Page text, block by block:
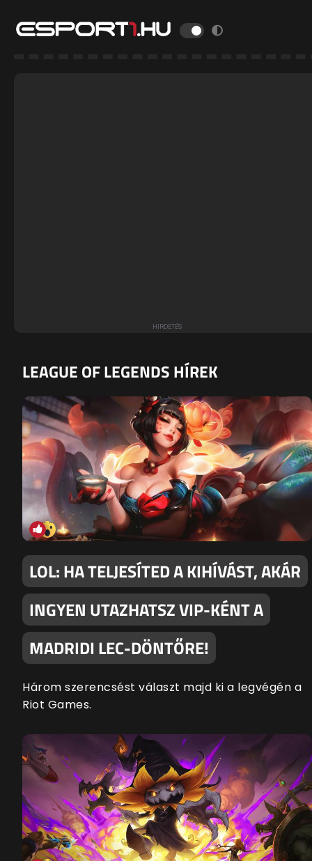
LEAGUE OF LEGENDS HÍREK
LOL: HA TELJESÍTED A KIHÍVÁST, AKÁR
INGYEN UTAZHATSZ VIP-KÉNT A
MADRIDI LEC-DÖNTŐRE!
Három szerencsést választ majd ki a legvégén a
Riot Games.